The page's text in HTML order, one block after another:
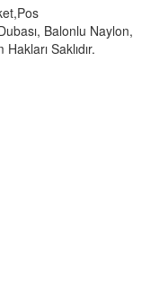
Balonlu Naylon,
Saklıdır.